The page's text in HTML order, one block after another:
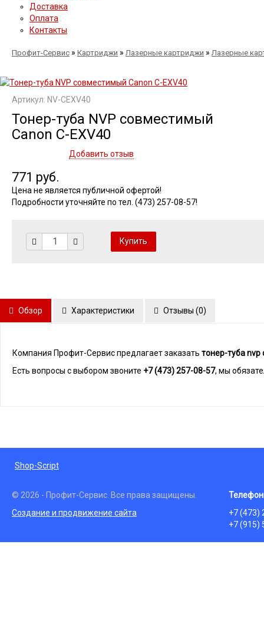
Доставка
Оплата
Контакты
Профит-Сервис » Картриджи » Лазерные картриджи » Лазерные
Артикул: NV-CEXV40
Тонер-туба NVР совместимый
Canon C-EXV40
Добавить отзыв
771 руб.
Цена не является публичной офертой!
Подробности уточняйте по тел. (473) 257-08-57!
Обзор Характеристики Отзывы (0)
Компания Профит-Сервис предлагает заказать тонер-туба
Есть вопросы с выбором звоните +7 (473) 257-08-57, мы
Shop-Script
© 2026 - Профит-Сервис. Все права защищены.
Создание и продвижение сайта
+7 (473)
+7 (915)